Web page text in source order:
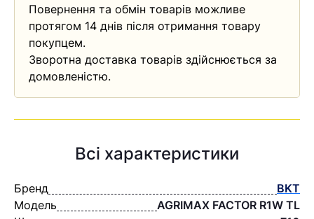
Повернення та обмін товарів можливе
протягом 14 днів після отримання товару
покупцем.
Зворотна доставка товарів здійснюється за
домовленістю.
Всі характеристики
Бренд
BKT
Модель
AGRIMAX FACTOR R1W TL